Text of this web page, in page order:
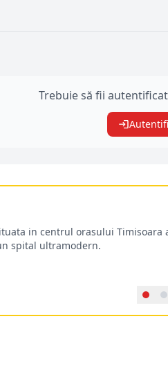
Trebuie să fii
in centrul orasului
spital ultramodern.